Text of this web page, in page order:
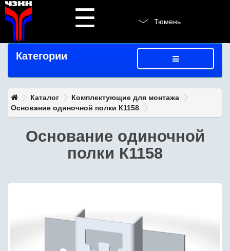
☰ Тюмень
Категории
Каталог
Комплектующие для монтажа
Основание одиночной полки К1158
Основание одиночной
полки К1158